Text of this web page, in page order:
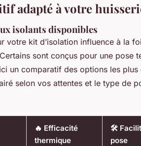
adapté à votre
isolants disponibles
votre kit d’isolation influence à la
sont conçus pour une pose
un comparatif des options les
selon vos attentes et le type de
🔥 Efficacité
thermique
🛠️
pose